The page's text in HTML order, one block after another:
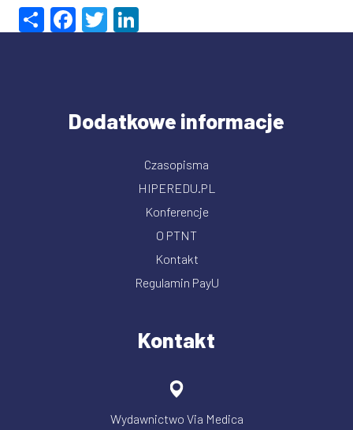
ShareFacebook
Twitter
Dodatkowe informacje
Czasopisma
HIPEREDU.PL
Konferencje
O PTNT
Kontakt
Regulamin PayU
Kontakt
Wydawnictwo Via Medica